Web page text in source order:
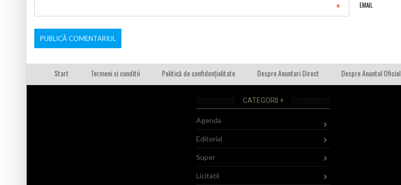
EMAIL
*
Start Termeni si conditii Politică de confidențialitate Despre Anunturi Direct Despre Anuntul Oficial
CATEGORII +
Agenda
Editorial
Super
Licitatii